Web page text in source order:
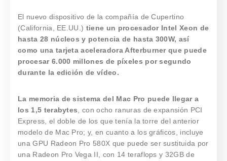
El nuevo dispositivo de la compañía de Cupertino
(California, EE.UU.) tiene un procesador Intel Xeon de
hasta 28 núcleos y potencia de hasta 300W, así
como una tarjeta aceleradora Afterburner que puede
procesar 6.000 millones de píxeles por segundo
durante la edición de vídeo.
La memoria de sistema del Mac Pro puede llegar a
los 1,5 terabytes , con ocho ranuras de expansión PCI
Express, el doble de los que tenía la torre del anterior
modelo de Mac Pro; y, en cuanto a los gráficos, incluye
una GPU Radeon Pro 580X que puede ser sustituida por
una Radeon Pro Vega II, con 14 teraflops y 32GB de